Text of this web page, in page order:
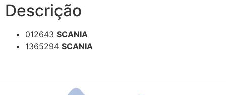
Descrição
012643 SCANIA
1365294 SCANIA